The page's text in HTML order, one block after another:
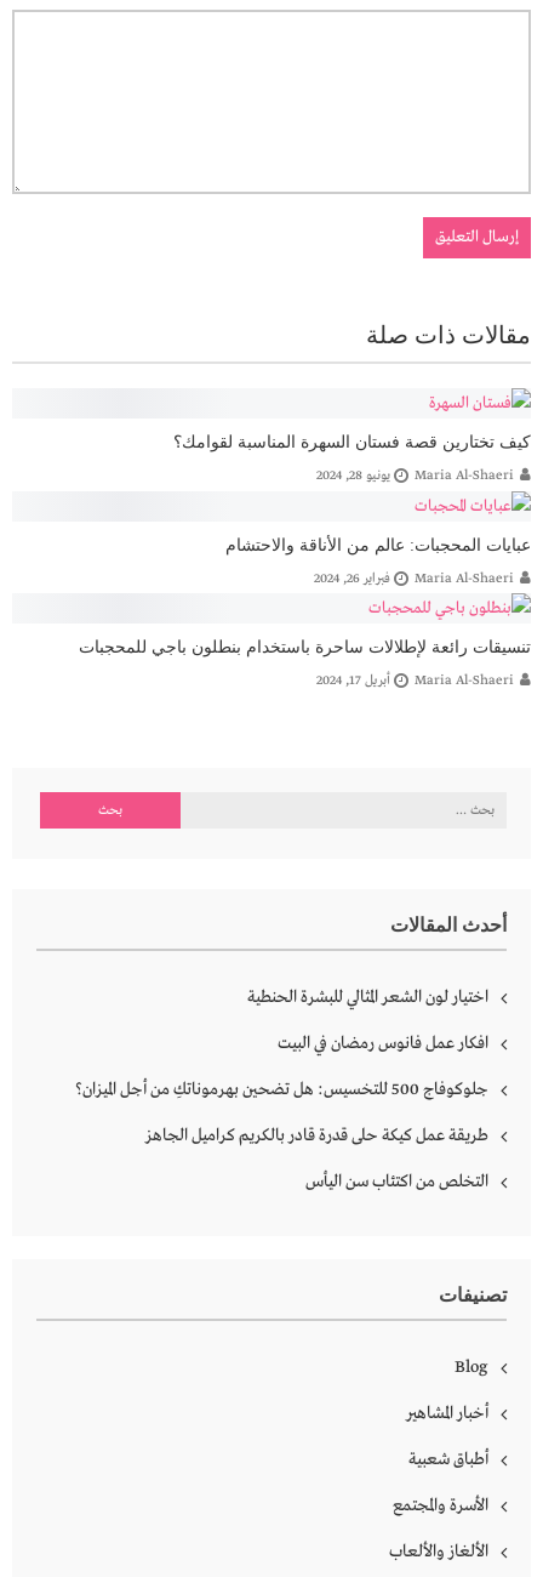
مقالات ذات صلة
كيف تختارين قصة فستان السهرة المناسبة لقوامك؟
Maria Al-Shaeri يونيو 28, 2024
عبايات المحجبات: عالم من الأناقة والاحتشام
Maria Al-Shaeri فبراير 26, 2024
تنسيقات رائعة لإطلالات ساحرة باستخدام بنطلون باجي للمحجبات
Maria Al-Shaeri أبريل 17, 2024
البحث
أحدث المقالات
اختيار لون الشعر المثالي للبشرة الحنطية
افكار عمل فانوس رمضان في البيت
جلوكوفاج 500 للتخسيس: هل تضحين بهرموناتكِ من أجل الميزان؟
طريقة عمل كيكة حلى قدرة قادر بالكريم كراميل الجاهز
التخلص من اكتئاب سن اليأس
تصنيفات
Blog
أخبار المشاهير
أطباق شعبية
الأسرة والمجتمع
الألغاز والألعاب